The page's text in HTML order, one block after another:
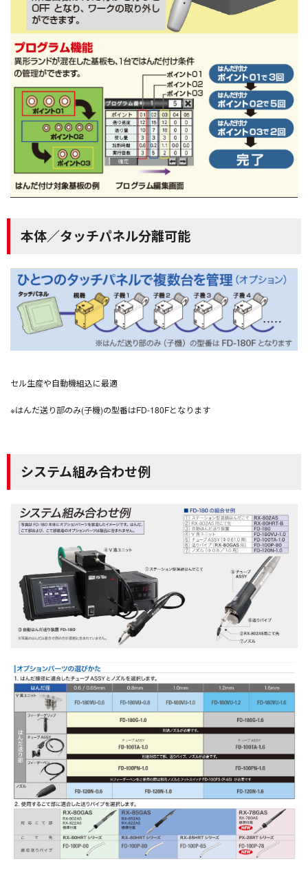
本体／タッチパネル分離可能
セル生産や自動機組込に最適
※はんだ送り部のみ(子機)の型番はFD-180Fとなります
システム組み合わせ例